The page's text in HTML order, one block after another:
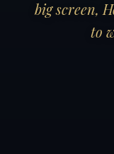
big screen,
to